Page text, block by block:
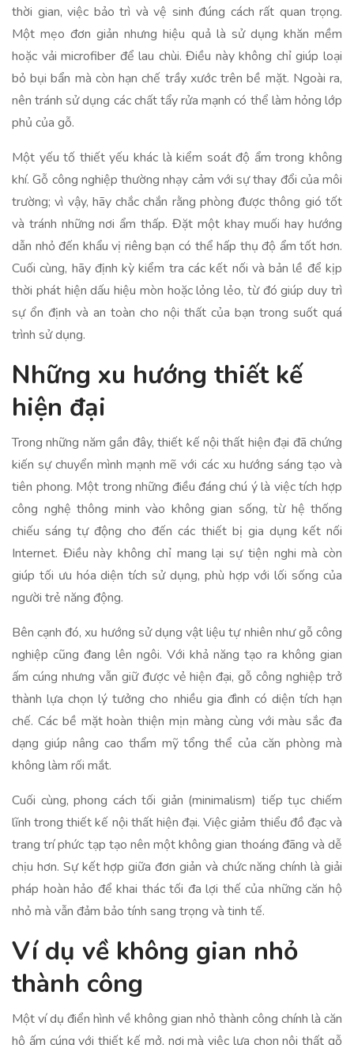
thời gian, việc bảo trì và vệ sinh đúng cách rất quan trọng.
Một mẹo đơn giản nhưng hiệu quả là sử dụng khăn mềm
hoặc vải microfiber để lau chùi. Điều này không chỉ giúp loại
bỏ bụi bẩn mà còn hạn chế trầy xước trên bề mặt. Ngoài ra,
nên tránh sử dụng các chất tẩy rửa mạnh có thể làm hỏng lớp
phủ của gỗ.
Một yếu tố thiết yếu khác là kiểm soát độ ẩm trong không
khí. Gỗ công nghiệp thường nhạy cảm với sự thay đổi của môi
trường; vì vậy, hãy chắc chắn rằng phòng được thông gió tốt
và tránh những nơi ẩm thấp. Đặt một khay muối hay hướng
dẫn nhỏ đến khẩu vị riêng bạn có thể hấp thụ độ ẩm tốt hơn.
Cuối cùng, hãy định kỳ kiểm tra các kết nối và bản lề để kịp
thời phát hiện dấu hiệu mòn hoặc lỏng lẻo, từ đó giúp duy trì
sự ổn định và an toàn cho nội thất của bạn trong suốt quá
trình sử dụng.
Những xu hướng thiết kế
hiện đại
Trong những năm gần đây, thiết kế nội thất hiện đại đã chứng
kiến sự chuyển mình mạnh mẽ với các xu hướng sáng tạo và
tiên phong. Một trong những điều đáng chú ý là việc tích hợp
công nghệ thông minh vào không gian sống, từ hệ thống
chiếu sáng tự động cho đến các thiết bị gia dụng kết nối
Internet. Điều này không chỉ mang lại sự tiện nghi mà còn
giúp tối ưu hóa diện tích sử dụng, phù hợp với lối sống của
người trẻ năng động.
Bên cạnh đó, xu hướng sử dụng vật liệu tự nhiên như gỗ công
nghiệp cũng đang lên ngôi. Với khả năng tạo ra không gian
ấm cúng nhưng vẫn giữ được vẻ hiện đại, gỗ công nghiệp trở
thành lựa chọn lý tưởng cho nhiều gia đình có diện tích hạn
chế. Các bề mặt hoàn thiện mịn màng cùng với màu sắc đa
dạng giúp nâng cao thẩm mỹ tổng thể của căn phòng mà
không làm rối mắt.
Cuối cùng, phong cách tối giản (minimalism) tiếp tục chiếm
lĩnh trong thiết kế nội thất hiện đại. Việc giảm thiểu đồ đạc và
trang trí phức tạp tạo nên một không gian thoáng đãng và dễ
chịu hơn. Sự kết hợp giữa đơn giản và chức năng chính là giải
pháp hoàn hảo để khai thác tối đa lợi thế của những căn hộ
nhỏ mà vẫn đảm bảo tính sang trọng và tinh tế.
Ví dụ về không gian nhỏ
thành công
Một ví dụ điển hình về không gian nhỏ thành công chính là căn
hộ ấm cúng với thiết kế mở, nơi mà việc lựa chọn nội thất gỗ